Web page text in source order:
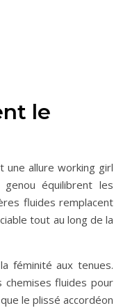
le
une allure working girl
équilibrent les
fluides remplacent
tout au long de la
féminité aux tenues.
chemises fluides pour
le plissé accordéon